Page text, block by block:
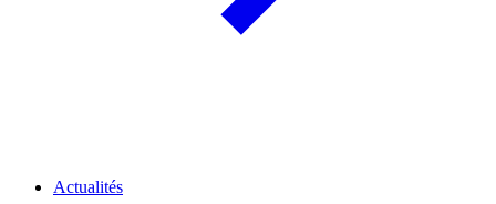
Actualités